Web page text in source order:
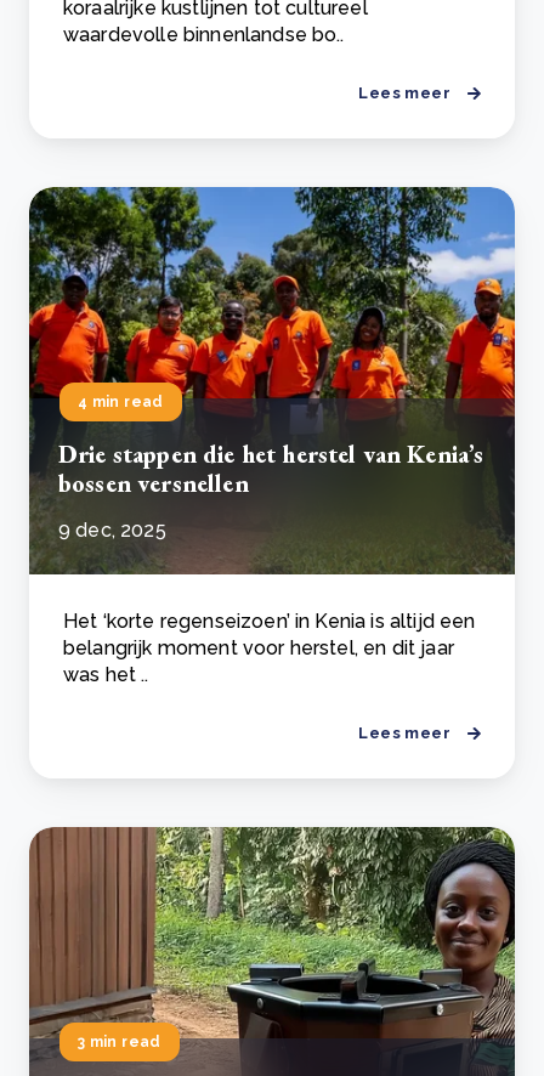
koraalrijke kustlijnen tot cultureel
waardevolle binnenlandse bo..
Lees meer
4 min read
Drie stappen die het herstel van Kenia’s
bossen versnellen
9 dec, 2025
Het ‘korte regenseizoen’ in Kenia is altijd een
belangrijk moment voor herstel, en dit jaar
was het ..
Lees meer
3 min read